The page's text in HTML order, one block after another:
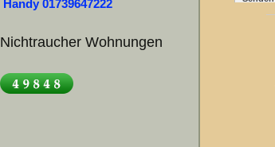
Handy 01739647222
Nichtraucher Wohnungen